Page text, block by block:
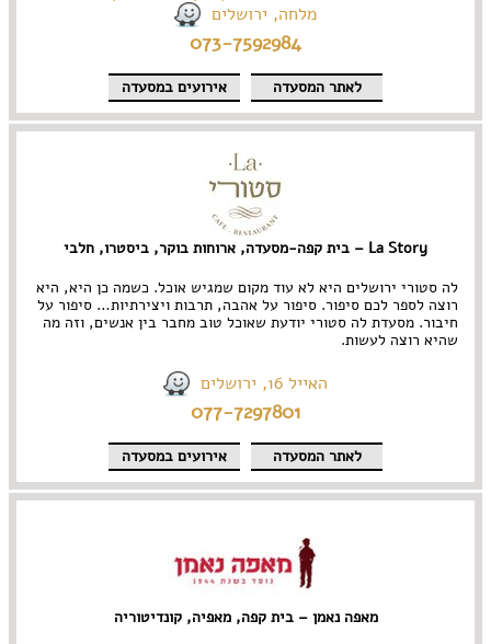
מלחה, ירושלים
073-7592984
לאתר המסעדה אירועים במסעדה
La Story – בית קפה-מסעדה, ארוחות בוקר, ביסטרו, חלבי
לה סטורי ירושלים היא לא עוד מקום שמגיש אוכל. כשמה כן היא, היא
רוצה לספר לכם סיפור. סיפור על אהבה, תרבות ויצירתיות… סיפור על
חיבור. מסעדת לה סטורי יודעת שאוכל טוב מחבר בין אנשים, וזה מה
שהיא רוצה לעשות.
האייל 16, ירושלים
077-7297801
לאתר המסעדה אירועים במסעדה
מאפה נאמן – בית קפה, מאפיה, קונדיטוריה